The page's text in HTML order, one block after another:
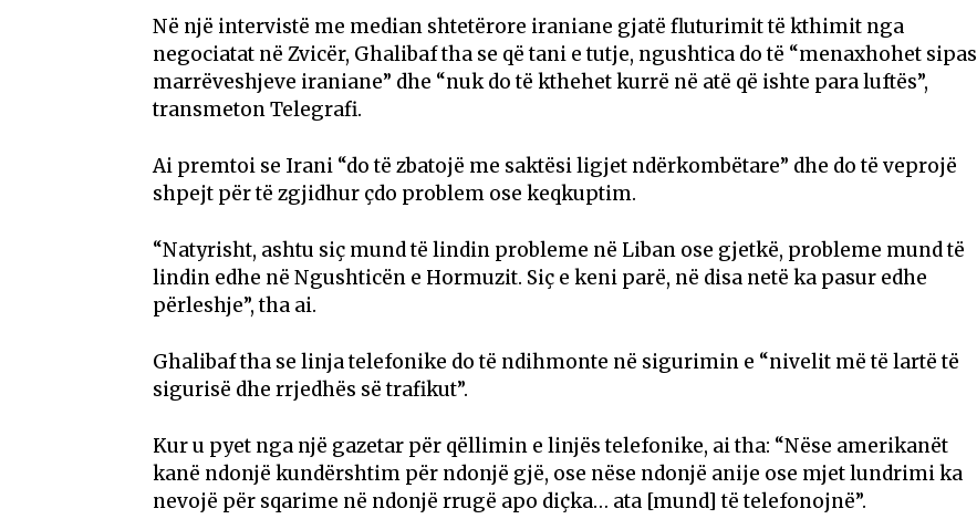
Në një intervistë me median shtetërore iraniane gjatë fluturimit të kthimit nga
negociatat në Zvicër, Ghalibaf tha se që tani e tutje, ngushtica do të “menaxhohet sipas
marrëveshjeve iraniane” dhe “nuk do të kthehet kurrë në atë që ishte para luftës”,
transmeton Telegrafi.
Ai premtoi se Irani “do të zbatojë me saktësi ligjet ndërkombëtare” dhe do të veprojë
shpejt për të zgjidhur çdo problem ose keqkuptim.
“Natyrisht, ashtu siç mund të lindin probleme në Liban ose gjetkë, probleme mund të
lindin edhe në Ngushticën e Hormuzit. Siç e keni parë, në disa netë ka pasur edhe
përleshje”, tha ai.
Ghalibaf tha se linja telefonike do të ndihmonte në sigurimin e “nivelit më të lartë të
sigurisë dhe rrjedhës së trafikut”.
Kur u pyet nga një gazetar për qëllimin e linjës telefonike, ai tha: “Nëse amerikanët
kanë ndonjë kundërshtim për ndonjë gjë, ose nëse ndonjë anije ose mjet lundrimi ka
nevojë për sqarime në ndonjë rrugë apo diçka… ata [mund] të telefonojnë”.